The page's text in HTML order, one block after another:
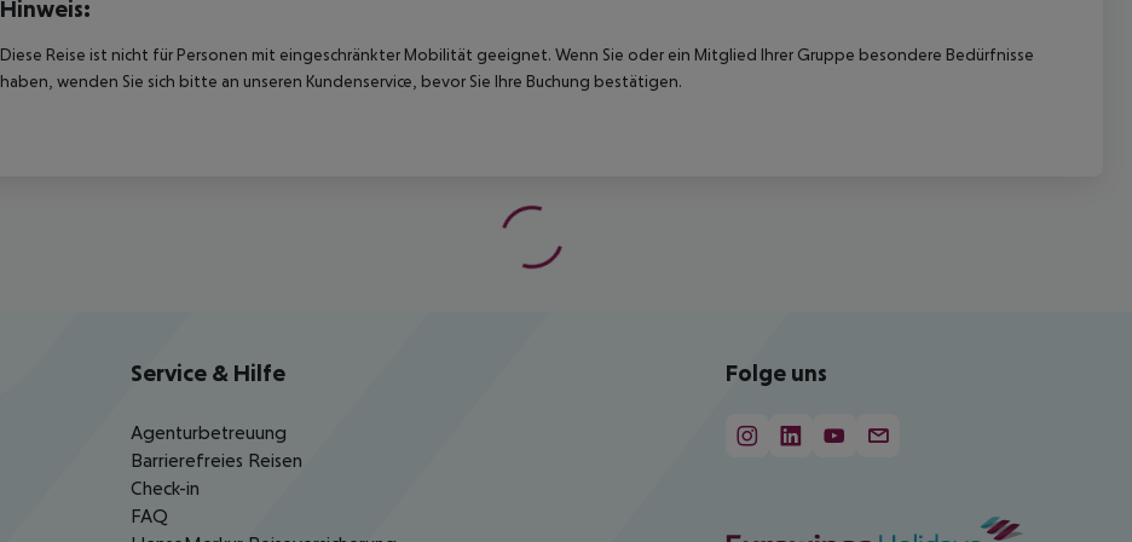
Hinweis:
Diese Reise ist nicht für Personen mit eingeschränkter Mobilität geeignet. Wenn Sie oder ein Mitglied Ihrer Gruppe besondere Bedürfnisse
haben, wenden Sie sich bitte an unseren Kundenservice, bevor Sie Ihre Buchung bestätigen.
Service & Hilfe
Agenturbetreuung
Barrierefreies Reisen
Check-in
FAQ
Folge uns